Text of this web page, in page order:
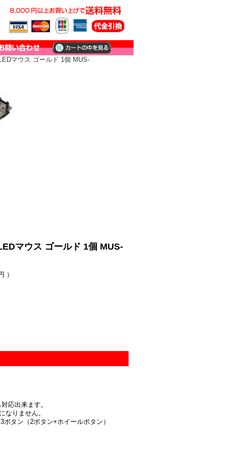
マウス ゴールド 1個 MUS-
マウス ゴールド 1個 MUS-
）
応出来ます。
なりません。
タン（2ボタン+ホイールボタン）